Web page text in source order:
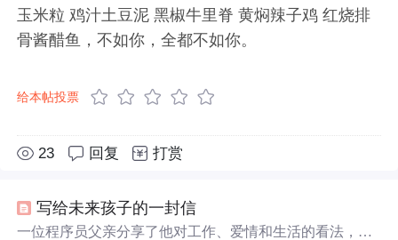
玉米粒 鸡汁土豆泥 黑椒牛里脊 黄焖辣子鸡 红烧排
骨酱醋鱼，不如你，全都不如你。
给本帖投票
23 回复 打赏
写给未来孩子的一封信
一位程序员父亲分享了他对工作、爱情和生活的看法，以